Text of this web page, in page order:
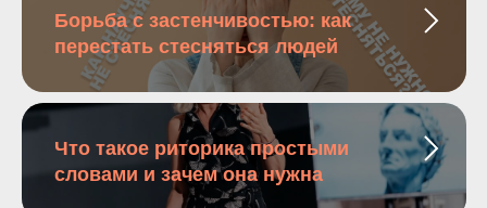
Борьба с застенчивостью: как
перестать стесняться людей
Что такое риторика простыми
словами и зачем она нужна